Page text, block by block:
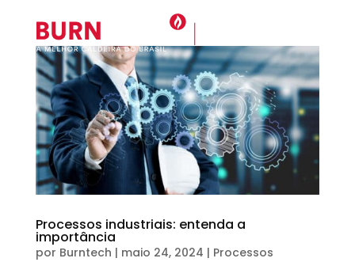
Processos industriais: entenda a
importância
por Burntech | maio 24, 2024 | Processos